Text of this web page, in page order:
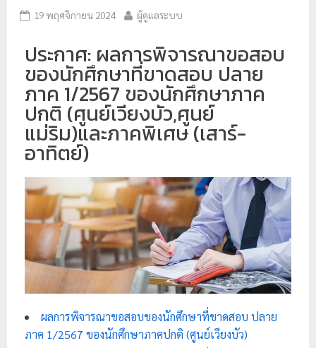
วิ
ท
ย
า
ลั
ร
า
ช
ภั
ฏ
เ
ย
ง
19 พฤศจิกายน 2024 ผู้ดูแลระบบ
ประกาศ: ผลการพิจารณาขอสอบ
ของนักศึกษาที่ขาดสอบ ปลาย
ภาค 1/2567 ของนักศึกษาภาค
ปกติ (ศูนย์เวียงบัว,ศูนย์
แม่ริม)และภาคพิเศษ (เสาร์-
อาทิตย์)
ผลการพิจารณาขอสอบของนักศึกษาที่ขาดสอบ ปลาย
ภาค 1/2567 ของนักศึกษาภาคปกติ (ศูนย์เวียงบัว)